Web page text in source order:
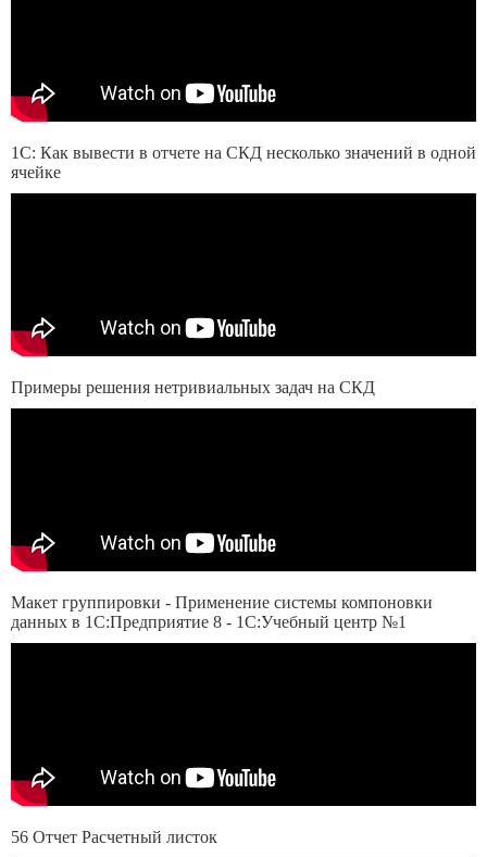
1С: Как вывести в отчете на СКД несколько значений в одной
ячейке
Примеры решения нетривиальных задач на СКД
Макет группировки - Применение системы компоновки
данных в 1С:Предприятие 8 - 1С:Учебный центр №1
56 Отчет Расчетный листок